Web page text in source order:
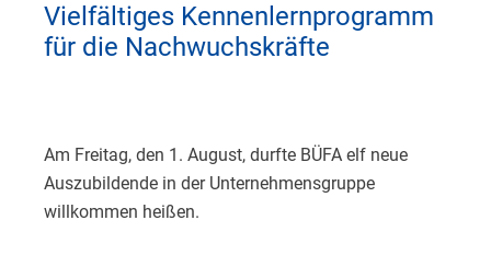
Vielfältiges Kennenlernprogramm
für die Nachwuchskräfte
Am Freitag, den 1. August, durfte BÜFA elf neue
Auszubildende in der Unternehmensgruppe
willkommen heißen.